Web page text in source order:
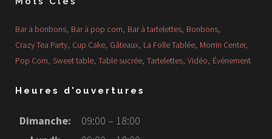
Bar à bonbons Bar à pop corn Bar à tartelettes Bonbons
Crazy Tea Party Cup Cake Gâteaux La Folle Tablée Morrin Center
Pop Corn Sweet table Table sucrée Tartelettes Vidéo Événement
Heures d'ouvertures
Dimanche:
09:00 – 18:00